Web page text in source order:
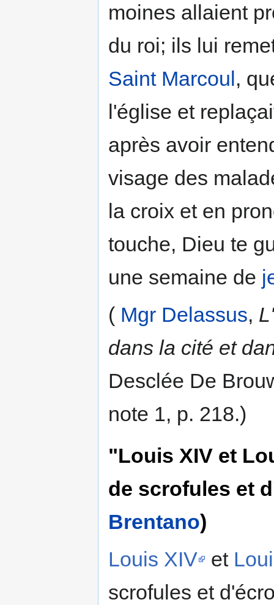
moines allaient
du roi; ils lui
Saint Marcoul ,
l'église et
après avoir
visage des
la croix et en
touche, Dieu te
une semaine de
( Mgr Delassus,
dans la cité et
Desclée De
note 1, p. 218.)
"Louis XIV et
de scrofules et
Brentano)
Louis XIV
et
scrofules et